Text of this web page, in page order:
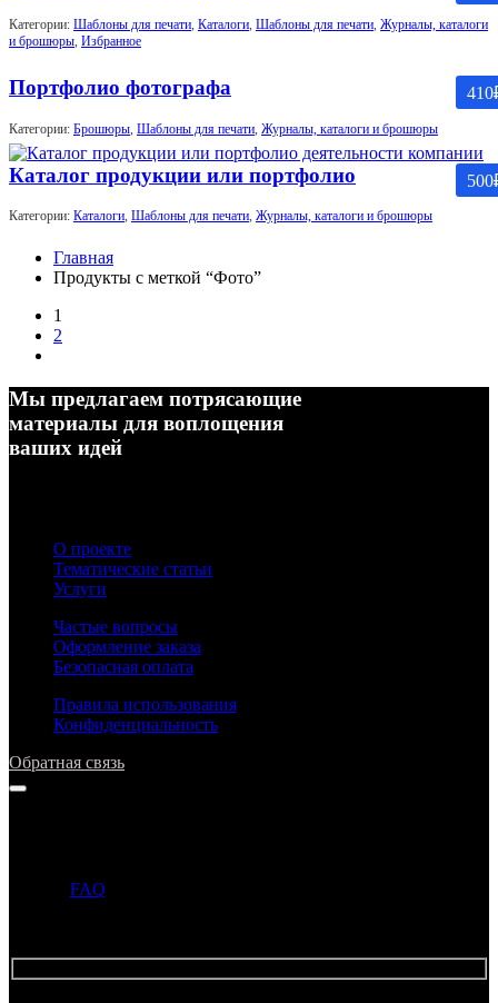
Категории: Шаблоны для печати, Каталоги, Шаблоны для печати, Журналы, каталоги
и брошюры, Избранное
410
Портфолио фотографа
Категории: Брошюры Шаблоны для печати Журналы, каталоги и брошюры
500
Каталог продукции или портфолио
Категории: Каталоги, Шаблоны для печати, Журналы, каталоги и брошюры
Главная
Продукты с меткой “Фото”
1
2
Мы предлагаем потрясающие
материалы для воплощения
ваших идей
О проекте
Тематические статьи
Услуги
Частые вопросы
Оформление заказа
Безопасная оплата
Правила использования
Конфиденциальность
Обратная связь
FAQ